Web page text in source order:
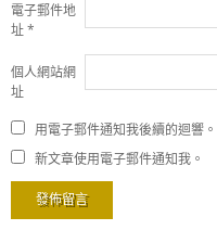
電子郵件地
址*
個人網站網
址
用電子郵件通知我後續的迴響。
新文章使用電子郵件通知我。